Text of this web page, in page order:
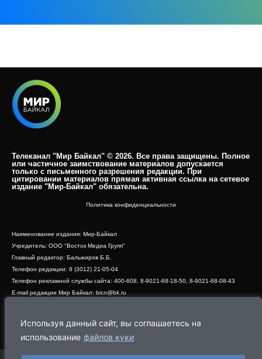
Используя данный сайт, вы соглашаетесь на
использование файлов куки
Телеканал "Мир Байкал" © 2026. Все права защищены. Полное
или частичное заимствование материалов допускается
только с письменного разрешения редакции. При
цитировании материалов прямая активная ссылка на сетевое
издание "Мир-Байкал" обязательна.​
Политика конфиденциальности
Наименование издания: Мир-Байкал
Учредитель: ООО "Восток Медиа Групп"
Главный редактор: Бальжиров Б.Б.
Телефон редакции: 8 (3012) 21-05-04
Телефон рекламной службы сайта: 400-608, 8-9021-68-18-50, 8-9021-68-08-43
E-mail редакции Мир Байкал: bicn@bk.ru
Адрес редакции: 670000, г. Улан-Удэ, ул. Профсоюзная, дом 44, офис 1